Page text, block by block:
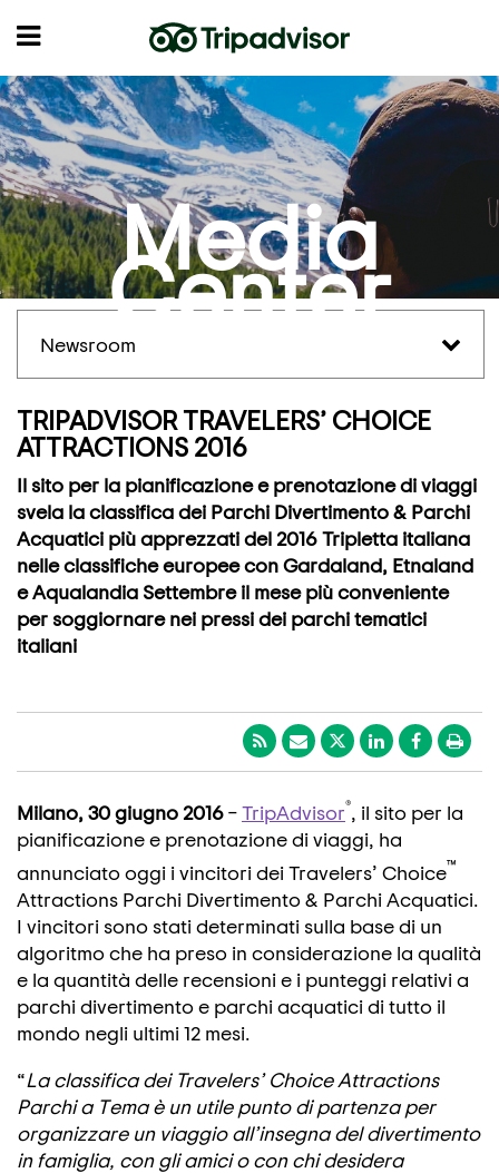
Media
Center
Newsroom
TRIPADVISOR TRAVELERS’ CHOICE
ATTRACTIONS 2016
Il sito per la pianificazione e prenotazione di viaggi
svela la classifica dei Parchi Divertimento & Parchi
Acquatici più apprezzati del 2016 Tripletta italiana
nelle classifiche europee con Gardaland, Etnaland
e Aqualandia Settembre il mese più conveniente
per soggiornare nei pressi dei parchi tematici
italiani
Milano, 30 giugno 2016–TripAdvisor®, il sito per la
pianificazione e prenotazione di viaggi, ha
annunciato oggi i vincitori dei Travelers’ Choice™
Attractions Parchi Divertimento & Parchi Acquatici.
I vincitori sono stati determinati sulla base di un
algoritmo che ha preso in considerazione la qualità
e la quantità delle recensioni e i punteggi relativi a
parchi divertimento e parchi acquatici di tutto il
mondo negli ultimi 12 mesi.
“La classifica dei Travelers’ Choice Attractions
Parchi a Tema è un utile punto di partenza per
organizzare un viaggio all’insegna del divertimento
in famiglia, con gli amici o con chi desidera